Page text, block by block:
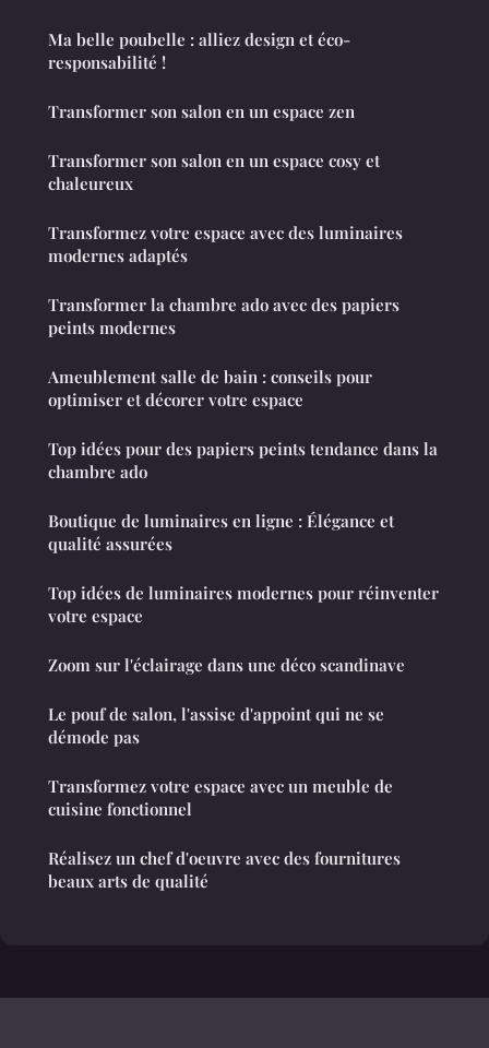
Ma belle poubelle : alliez design et éco-
responsabilité !
Transformer son salon en un espace zen
Transformer son salon en un espace cosy et
chaleureux
Transformez votre espace avec des luminaires
modernes adaptés
Transformer la chambre ado avec des papiers
peints modernes
Ameublement salle de bain : conseils pour
optimiser et décorer votre espace
Top idées pour des papiers peints tendance dans la
chambre ado
Boutique de luminaires en ligne : Élégance et
qualité assurées
Top idées de luminaires modernes pour réinventer
votre espace
Zoom sur l'éclairage dans une déco scandinave
Le pouf de salon, l'assise d'appoint qui ne se
démode pas
Transformez votre espace avec un meuble de
cuisine fonctionnel
Réalisez un chef d'oeuvre avec des fournitures
beaux arts de qualité